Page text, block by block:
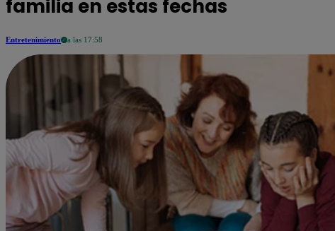
familia en estas fechas
Entretenimiento a las 17:58